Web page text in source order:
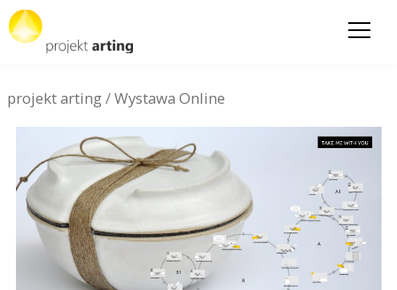
projekt arting/Wystawa Online